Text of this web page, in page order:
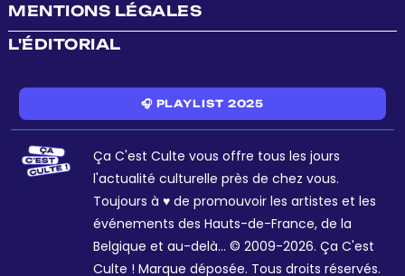
MENTIONS LÉGALES
L'ÉDITORIAL
🎧 PLAYLIST 2025
Ça C'est Culte vous offre tous les jours
l'actualité culturelle près de chez vous.
Toujours à ♥ de promouvoir les artistes et les
événements des Hauts-de-France, de la
Belgique et au-delà... © 2009-2026. Ça C'est
Culte ! Marque déposée. Tous droits réservés.